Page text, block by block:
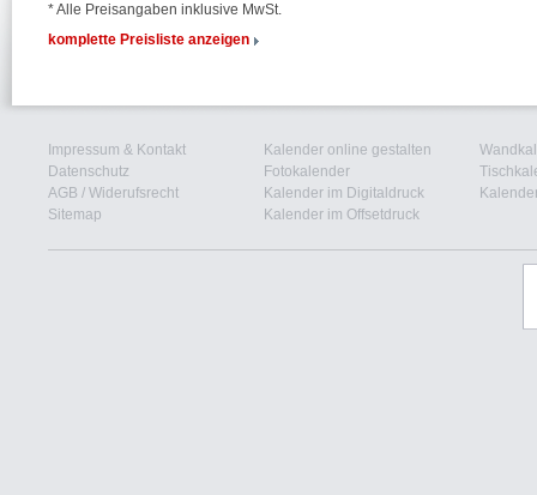
* Alle Preisangaben inklusive MwSt.
komplette Preisliste anzeigen
Impressum & Kontakt
Datenschutz
AGB / Widerufsrecht
Sitemap
Kalender online gestalten
Fotokalender
Kalender im Digitaldruck
Kalender im Offsetdruck